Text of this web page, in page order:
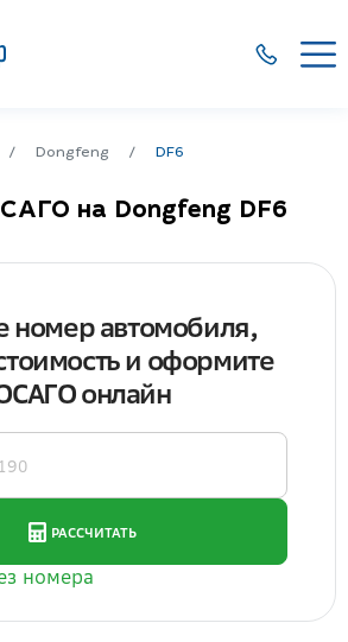
Dongfeng DF6
на Dongfeng DF6